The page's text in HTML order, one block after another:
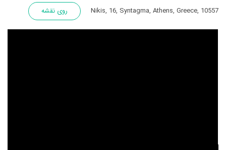
Nikis, 16, Syntagma, Athens, Greece, 10557 روی نقشه